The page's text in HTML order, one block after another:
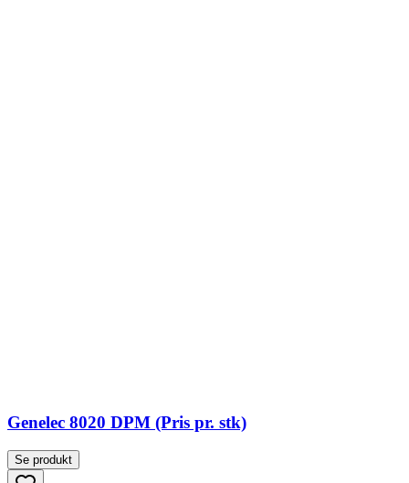
Genelec 8020 DPM (Pris pr. stk)
Se produkt